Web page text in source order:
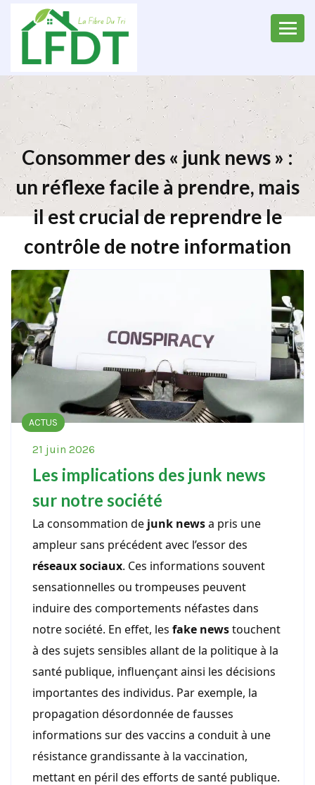
Consommer des « junk news » :
un réflexe facile à prendre, mais
il est crucial de reprendre le
contrôle de notre information
ACTUS
21 juin 2026
Les implications des junk news
sur notre société
La consommation de junk newsa pris une
ampleur sans précédent avec l’essor des
réseaux sociaux. Ces informations souvent
sensationnelles ou trompeuses peuvent
induire des comportements néfastes dans
notre société. En effet, les fake newstouchent
à des sujets sensibles allant de la politique à la
santé publique, influençant ainsi les décisions
importantes des individus. Par exemple, la
propagation désordonnée de fausses
informations sur des vaccins a conduit à une
résistance grandissante à la vaccination,
mettant en péril des efforts de santé publique.